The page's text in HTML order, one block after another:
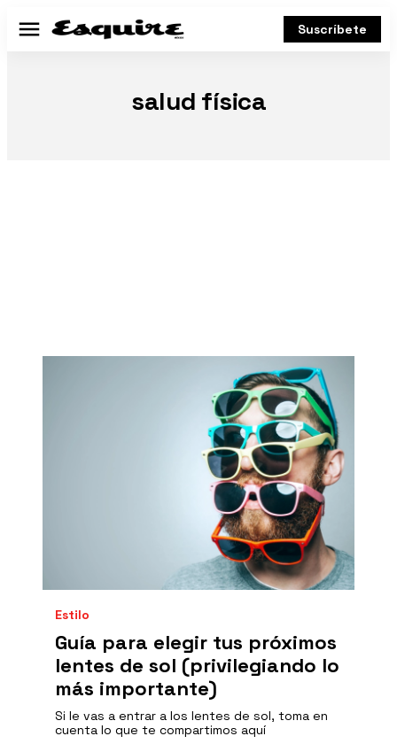
Menú Suscríbete
salud física
Estilo
Guía para elegir tus próximos
lentes de sol (privilegiando lo
más importante)
Si le vas a entrar a los lentes de sol, toma en
cuenta lo que te compartimos aquí